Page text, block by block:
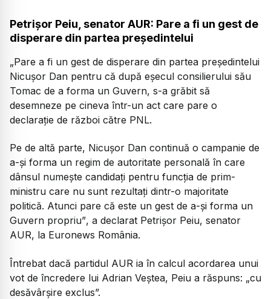
Petrișor Peiu, senator AUR: Pare a fi un gest de
disperare din partea președintelui
„Pare a fi un gest de disperare din partea președintelui
Nicușor Dan pentru că după eșecul consilierului său
Tomac de a forma un Guvern, s-a grăbit să
desemneze pe cineva într-un act care pare o
declarație de război către PNL.
Pe de altă parte, Nicușor Dan continuă o campanie de
a-și forma un regim de autoritate personală în care
dânsul numește candidați pentru funcția de prim-
ministru care nu sunt rezultați dintr-o majoritate
politică. Atunci pare că este un gest de a-și forma un
Guvern propriu”, a declarat Petrișor Peiu, senator
AUR, la Euronews România.
Întrebat dacă partidul AUR ia în calcul acordarea unui
vot de încredere lui Adrian Veștea, Peiu a răspuns: „cu
desăvârșire exclus”.